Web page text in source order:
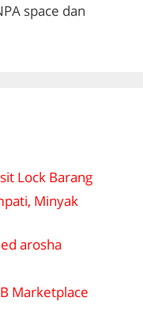
space dan
Lock Barang
Minyak
arosha
Marketplace